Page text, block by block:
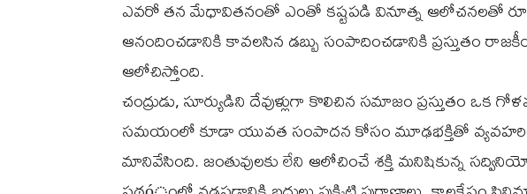
ఎవరో తన మేధావితనంతో ఎంతో కష్టపడి వినూత్న ఆలోచనలతో
ఆనందించడానికి కావలసిన డబ్బు సంపాదించడానికి ప్రస్తుతం
ఆలోచిస్తోంది.
చంద్రుడు, సూర్యుడిని దేవుళ్లుగా కొలిచిన సమాజం ప్రస్తుతం ఒక
సమయంలో కూడా యువత సంపాదన కోసం మూఢభక్తితో
మానివేసింది. జంతువులకు లేని ఆలోచించే శక్తి మనిషికున్న